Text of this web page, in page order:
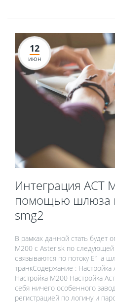
12
ИЮН
Интеграция АСТ
помощью шлюза
smg2
В рамках данной стать будет
М200 с Asterisk по
связываются по потоку Е1 а
транкСодержание : Настройка
Настройка М200 Настройка
себя ничего особенного
регистрацией по логину и